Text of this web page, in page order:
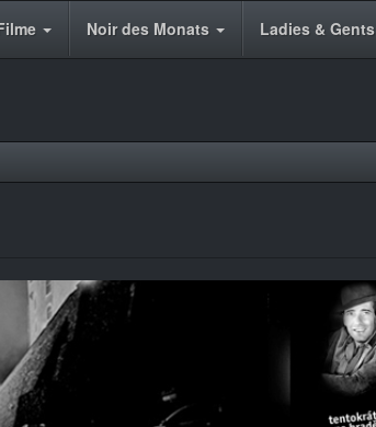
Noir des Monats Ladies & Gents